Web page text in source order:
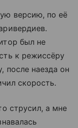
версию, по её
был не
к режиссёру
после наезда он
скорость.
струсил, а мне